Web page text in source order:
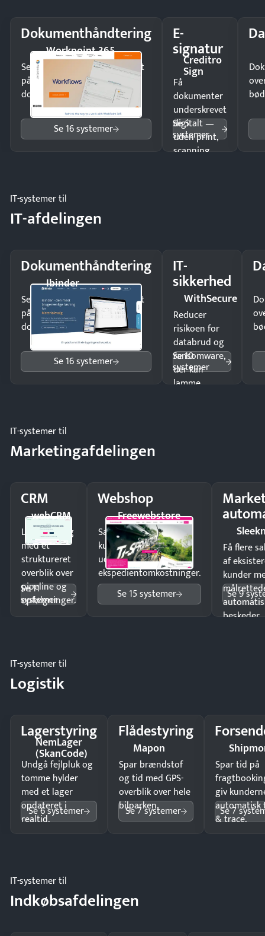
Dokumenthåndtering
Workpoint 365
Send kontrakter til underskrift
på minutter og mist ingen
dokumenter.
Se 16 systemer
E-
signatur
Creditro
Sign
Få
dokumenter
underskrevet
digitalt —
uden print,
scanning
Se 5
systemer
IT-systemer til
IT-afdelingen
Dokumenthåndtering
Ibinder
Send kontrakter til underskrift
på minutter og mist ingen
dokumenter.
Se 16 systemer
IT-
sikkerhed
WithSecure
Reducer
risikoen for
databrud og
ransomware,
der kan
lamme
Se 10
systemer
IT-systemer til
Marketingafdelingen
CRM
webCRM
Luk flere salg
med et
struktureret
overblik over
pipeline og
opfølgninger.
Se 11
systemer
Webshop
Freewebstore
Sælg produkter 24/7 til
kunder i hele landet
uden
ekspedientomkostninger.
Se 15 systemer
Få flere
af
kunder
beskeder.
Se 9
IT-systemer til
Logistik
Lagerstyring
NemLager
(SkanCode)
Undgå fejlpluk og
tomme hylder
med et lager
opdateret i
realtid.
Se 6 systemer
Flådestyring
Mapon
Spar brændstof
og tid med GPS-
overblik over hele
bilparken.
Se 7 systemer
Spar tid på
giv
automatisk
& trace.
Se 7
IT-systemer til
Indkøbsafdelingen